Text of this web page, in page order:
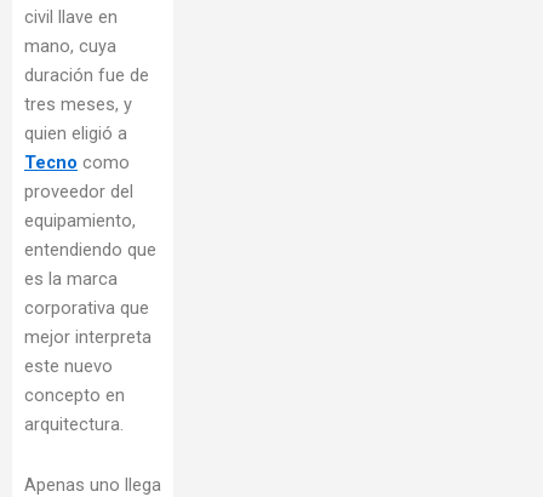
civil llave en
mano, cuya
duración fue de
tres meses, y
quien eligió a
Tecno como
proveedor del
equipamiento,
entendiendo que
es la marca
corporativa que
mejor interpreta
este nuevo
concepto en
arquitectura.
Apenas uno llega